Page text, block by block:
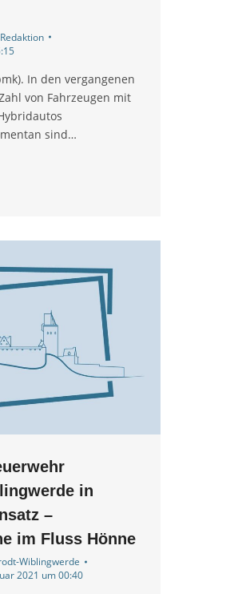
Redaktion
In den vergangenen
von Fahrzeugen mit
sind…
in
–
im Fluss Hönne
Wiblingwerde
2021 um 00:40